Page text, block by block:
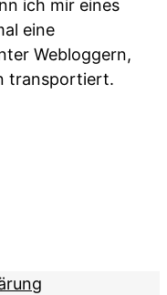
ich mir eines
eine
Webloggern,
transportiert.